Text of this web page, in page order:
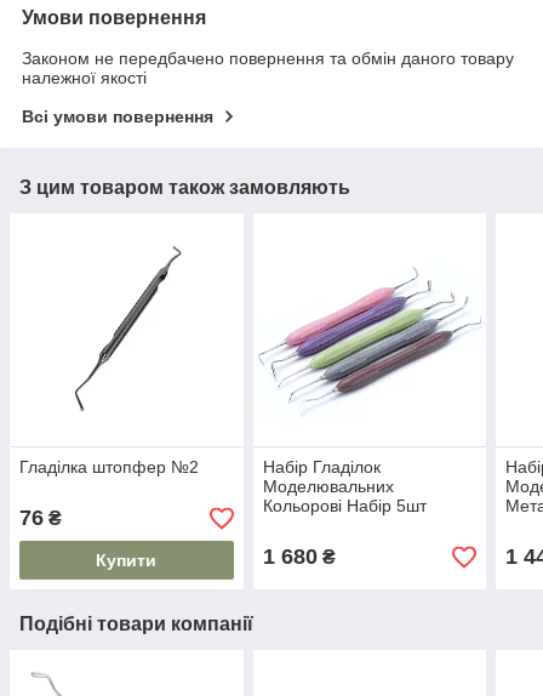
Умови повернення
Законом не передбачено повернення та обмін даного товару
належної якості
Всі умови повернення
З цим товаром також замовляють
Гладілка штопфер №2
76 ₴
Купити
Набір Гладілок
Моделювальних
Кольорові Набір 5шт
1 680₴ 1
Подібні товари компанії